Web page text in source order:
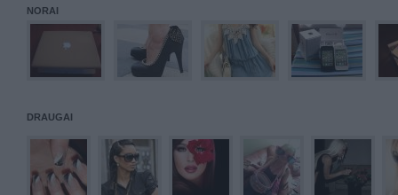
NORAI
DRAUGAI